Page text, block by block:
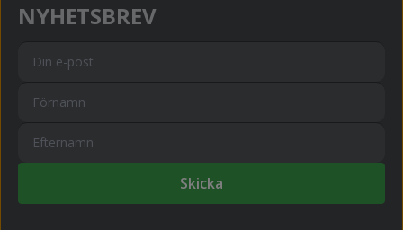
NYHETSBREV
Skicka